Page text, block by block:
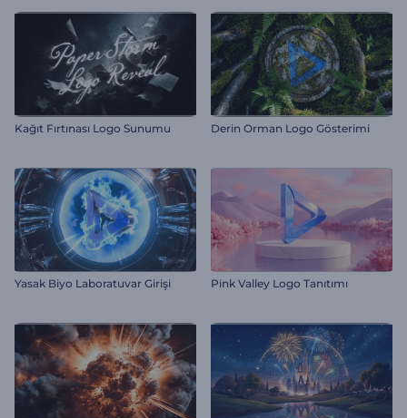
Kağıt Fırtınası Logo Sunumu Derin Orman Logo Gösterimi
Yasak Biyo Laboratuvar Girişi Pink Valley Logo Tanıtımı